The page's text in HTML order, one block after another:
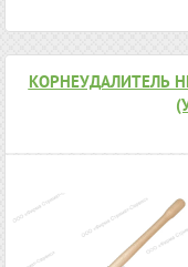
КОРНЕУДАЛИТЕЛЬ